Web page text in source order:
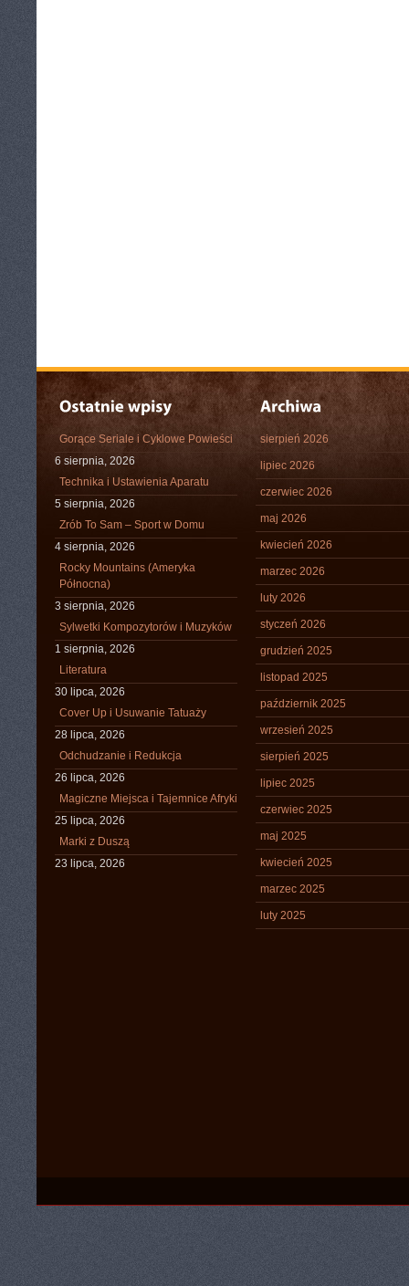
Gorące Seriale i Cyklowe Powieści
6 sierpnia, 2026
Technika i Ustawienia Aparatu
5 sierpnia, 2026
Zrób To Sam – Sport w Domu
4 sierpnia, 2026
Rocky Mountains (Ameryka
Północna)
3 sierpnia, 2026
Sylwetki Kompozytorów i Muzyków
1 sierpnia, 2026
Literatura
30 lipca, 2026
Cover Up i Usuwanie Tatuaży
28 lipca, 2026
Odchudzanie i Redukcja
26 lipca, 2026
Magiczne Miejsca i Tajemnice Afryki
25 lipca, 2026
Marki z Duszą
23 lipca, 2026
sierpień 2026
lipiec 2026
czerwiec 2026
maj 2026
kwiecień 2026
marzec 2026
luty 2026
styczeń 2026
grudzień 2025
listopad 2025
październik 2025
wrzesień 2025
sierpień 2025
lipiec 2025
czerwiec 2025
maj 2025
kwiecień 2025
marzec 2025
luty 2025